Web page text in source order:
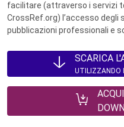
facilitare (attraverso i servizi
CrossRef.org) l’accesso
pubblicazioni professionali e
SCARICA
UTILIZZANDO